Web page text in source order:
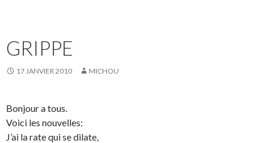
GRIPPE
17 JANVIER 2010 MICHOU
Bonjour a tous.
Voici les nouvelles:
J’ai la rate qui se dilate,